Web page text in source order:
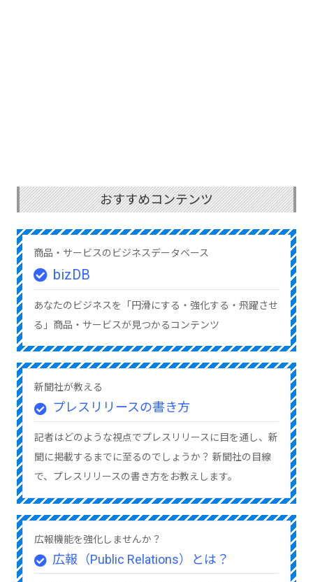
おすすめコンテンツ
商品・サービスのビジネスデータベース
bizDB
あなたのビジネスを「円滑にする・強化する・飛躍させ
る」商品・サービスが見つかるコンテンツ
新聞社が教える
プレスリリースの書き方
記者はどのような視点でプレスリリースに目を通し、新
聞に掲載するまでに至るのでしょうか？ 新聞社の目線
で、プレスリリースの書き方をお教えします。
広報機能を強化しませんか？
広報（Public Relations）とは？